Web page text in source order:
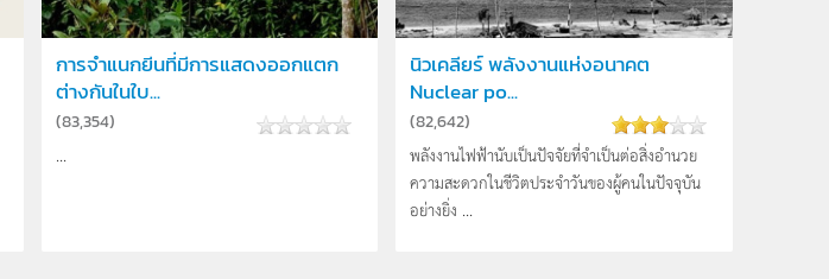
การจำแนกยีนที่มีการแสดงออกแตก
ต่างกันในใบ...
(83,354)
...
นิวเคลียร์ พลังงานแห่งอนาคต
Nuclear po...
(82,642)
พลังงานไฟฟ้านับเป็นปัจจัยที่จำเป็นต่อสิ่งอำนวย
ความสะดวกในชีวิตประจำวันของผู้คนในปัจจุบัน
อย่างยิ่ง ...